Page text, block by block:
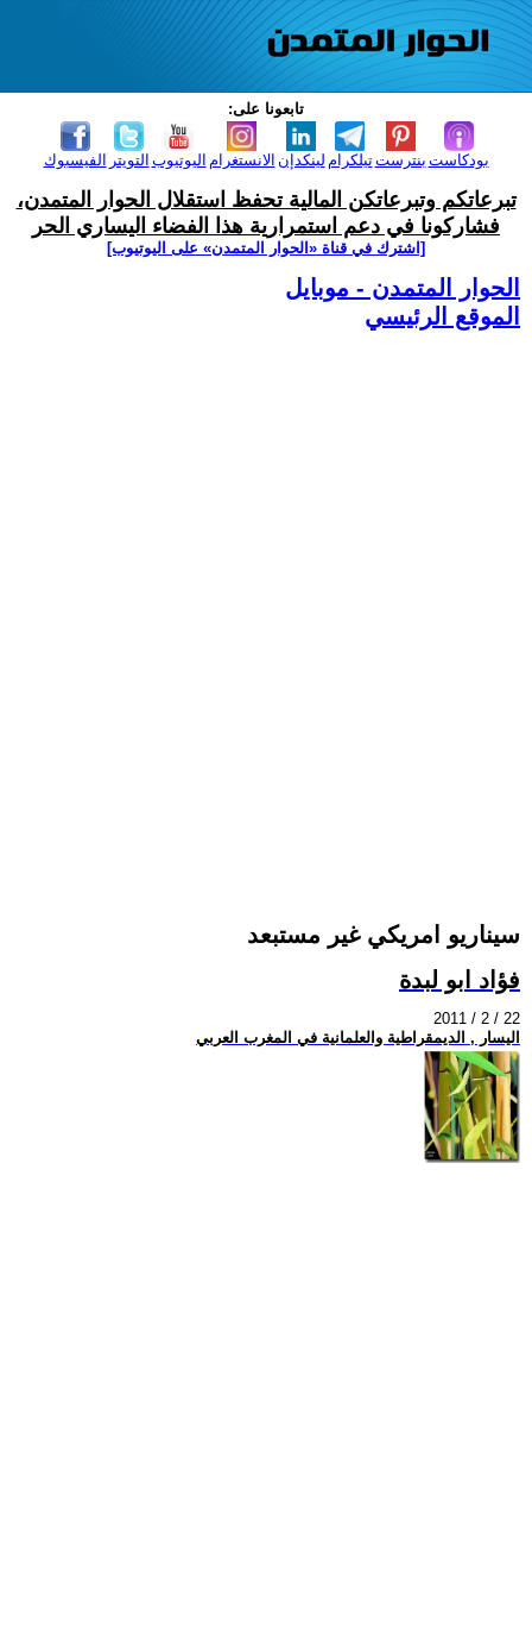
تابعونا على:
الفيسبوك التويتر اليوتيوب الانستغرام لينكدإن تيلكرامبنترست بودكاست
تبرعاتكم وتبرعاتكن المالية تحفظ استقلال الحوار المتمدن،
فشاركونا في دعم استمرارية هذا الفضاء اليساري الحر
[اشترك في قناة ‫«الحوار المتمدن» على اليوتيوب]
الحوار المتمدن - موبايل
الموقع الرئيسي
سيناريو امريكي غير مستبعد
فؤاد ابو لبدة
2011 / 2 / 22
اليسار , الديمقراطية والعلمانية في المغرب العربي